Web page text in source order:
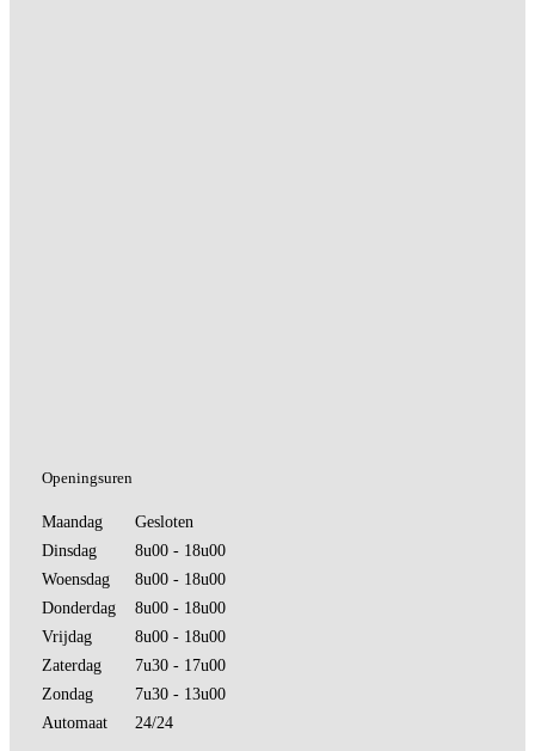
Openingsuren
Maandag
Gesloten
Dinsdag
8u00 - 18u00
Woensdag
8u00 - 18u00
Donderdag
8u00 - 18u00
Vrijdag
8u00 - 18u00
Zaterdag
7u30 - 17u00
Zondag
7u30 - 13u00
Automaat
24/24